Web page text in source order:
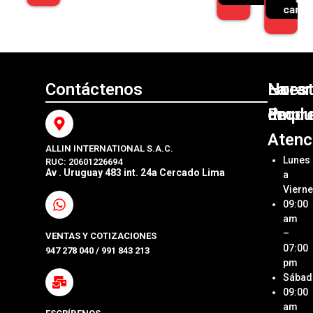
carrito
Contáctenos
ALLIN INTERNATIONAL S.A.C.
RUC: 20601226694
Av . Uruguay 483 int. 24a Cercado Lima
VENTAS Y COTIZACIONES
947 278 040 / 991 843 213
y Pcs
La
Allin
SAC
Ubica
Tienda
de
de
Lunes
a
09:00
am
–
07:00
pm
09:00
am